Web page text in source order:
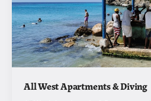
All West Apartments & Diving